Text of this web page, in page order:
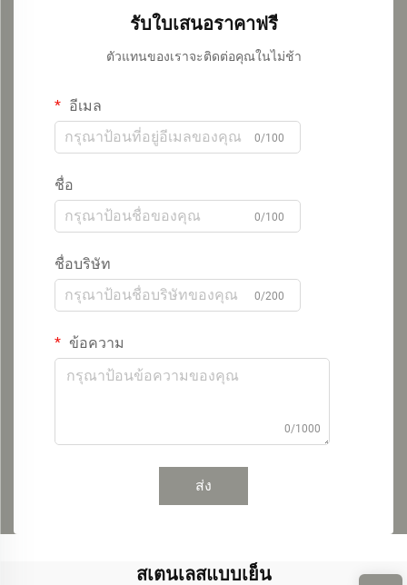
รับใบเสนอราคาฟรี
ตัวแทนของเราจะติดต่อคุณในไม่ช้า
อีเมล
0/100
ชื่อ
0/100
ชื่อบริษัท
0/200
ข้อความ
0/1000
ส่ง
สเตนเลสแบบเย็น